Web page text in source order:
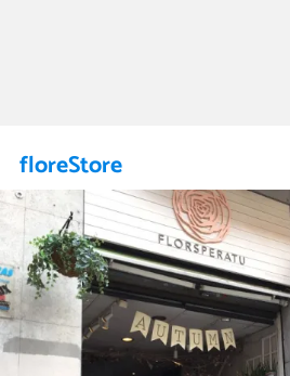
floreStore